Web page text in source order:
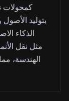
كمحولات
بتوليد
الذكاء
مثل نقل
الهندسة،